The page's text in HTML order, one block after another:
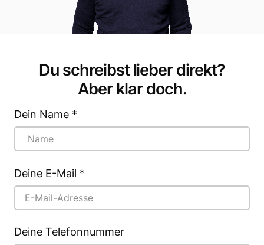
Du schreibst lieber direkt?
Aber klar doch.
Dein Name *
Deine E-Mail *
Deine Telefonnummer